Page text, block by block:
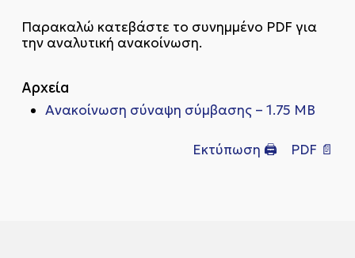
Παρακαλώ κατεβάστε το συνημμένο PDF για
την αναλυτική ανακοίνωση.
Αρχεία
Ανακοίνωση σύναψη σύμβασης – 1.75 MB
Εκτύπωση 🖨 PDF 📄